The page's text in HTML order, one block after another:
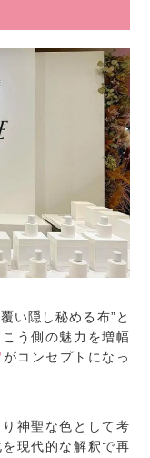
い隠し秘める布”と
う側の魅力を増幅
がコンセプトになっ
神聖な色として考
現代的な解釈で再